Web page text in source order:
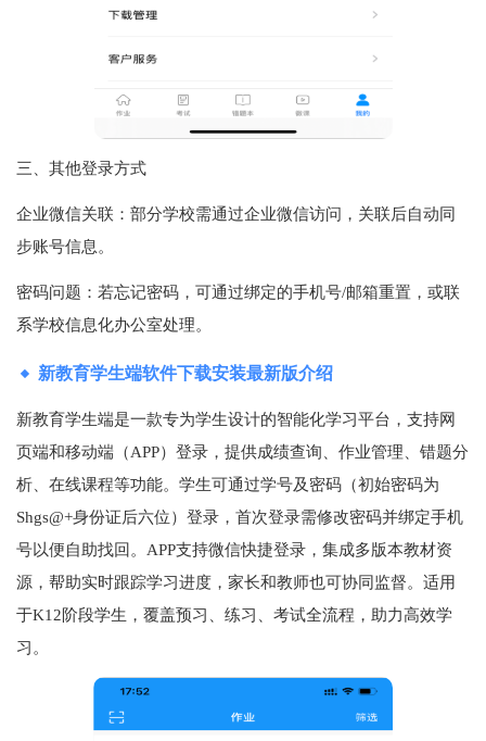
三、其他登录方式‌
企业微信关联‌：部分学校需通过企业微信访问，关联后自动同
步账号信息‌。
密码问题‌：若忘记密码，可通过绑定的手机号/邮箱重置，或联
系学校信息化办公室处理‌。
新教育学生端软件下载安装最新版介绍
新教育学生端是一款专为学生设计的智能化学习平台，支持网
页端和移动端（APP）登录，提供成绩查询、作业管理、错题分
析、在线课程等功能。学生可通过学号及密码（初始密码为
Shgs@+身份证后六位）登录，首次登录需修改密码并绑定手机
号以便自助找回。APP支持微信快捷登录，集成多版本教材资
源，帮助实时跟踪学习进度，家长和教师也可协同监督。适用
于K12阶段学生，覆盖预习、练习、考试全流程，助力高效学
习。